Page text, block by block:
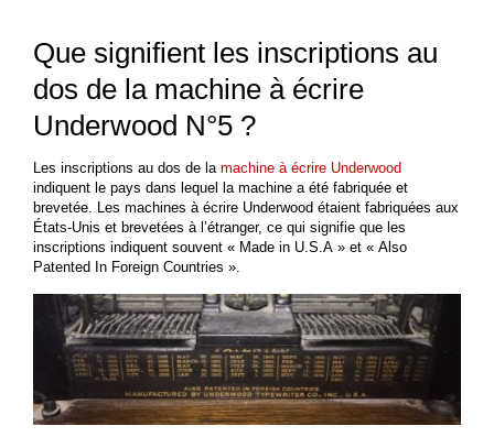
Que signifient les inscriptions au
dos de la machine à écrire
Underwood N°5 ?
Les inscriptions au dos de la machine à écrire Underwood
indiquent le pays dans lequel la machine a été fabriquée et
brevetée. Les machines à écrire Underwood étaient fabriquées aux
États-Unis et brevetées à l’étranger, ce qui signifie que les
inscriptions indiquent souvent « Made in U.S.A » et « Also
Patented In Foreign Countries ».